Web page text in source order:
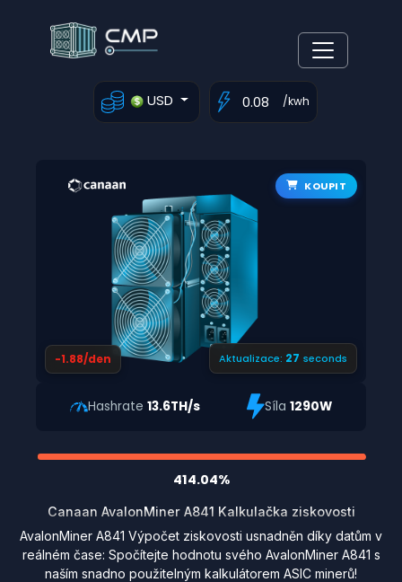
USD /kwh
KOUPIT
-1.88/den Aktualizace: 27 seconds
Hashrate13.6TH/s Síla 1290W
414.04%
Canaan AvalonMiner A841 Kalkulačka ziskovosti
AvalonMiner A841 Výpočet ziskovosti usnadněn díky datům v
reálném čase: Spočítejte hodnotu svého AvalonMiner A841 s
naším snadno použitelným kalkulátorem ASIC minerů!